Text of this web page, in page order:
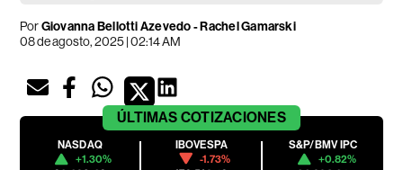
PorGiovanna Bellotti Azevedo - Rachel Gamarski
08 de agosto, 2025 | 02:14 AM
ÚLTIMAS COTIZACIONES
NASDAQ
+1.30%
IBOVESPA
-1.73%
S&P/BMV IPC
+0.82%